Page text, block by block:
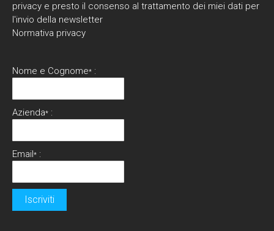
privacy e presto il consenso al trattamento dei miei dati per
l'invio della newsletter
Normativa privacy
Nome e Cognome* :
Azienda* :
Email* :